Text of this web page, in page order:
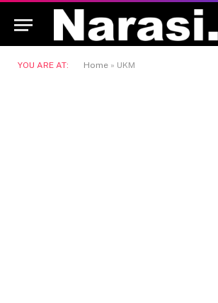
YOU ARE AT: Home » UKM